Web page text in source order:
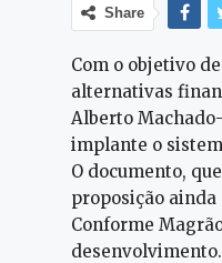
Share
Com o objetivo
alternativas
Alberto
implante o
O documento,
proposição
Conforme